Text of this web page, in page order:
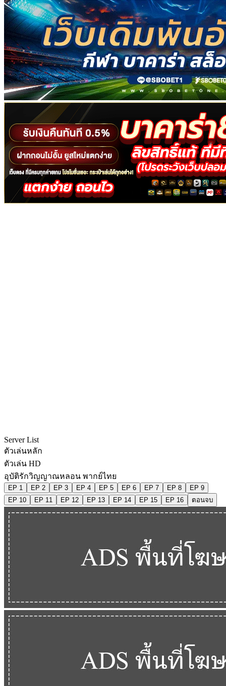
Server List
ตัวเล่นหลัก
ตัวเล่น HD
อุบัติรักวิญญาณหลอน พากย์ไทย
EP 1 EP 2 EP 3 EP 4 EP 5 EP 6 EP 7 EP 8
EP 9
EP 10
EP 11 EP 12 EP 13 EP 14 EP 15 EP 16 ตอนจบ